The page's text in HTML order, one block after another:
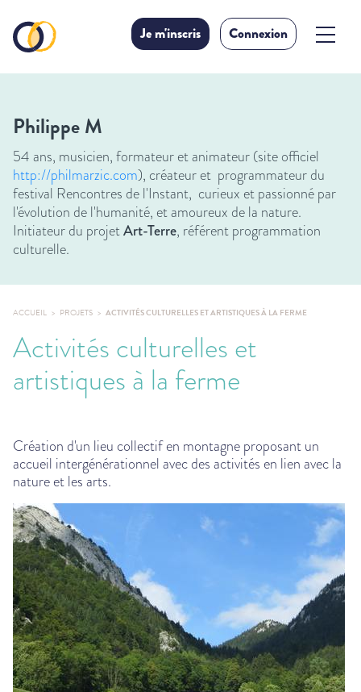
Je m'inscris Connexion
Philippe M
54 ans, musicien, formateur et animateur (site officiel
http://philmarzic.com), créateur et programmateur du
festival Rencontres de l'Instant, curieux et passionné par
l'évolution de l'humanité, et amoureux de la nature.
Initiateur du projetArt-Terre, référent programmation
culturelle.
ACCUEIL PROJETS ACTIVITÉS CULTURELLES ET ARTISTIQUES À LA FERME
Activités culturelles et
artistiques à la ferme
Création d'un lieu collectif en montagne proposant un
accueil intergénérationnel avec des activités en lien avec la
nature et les arts.